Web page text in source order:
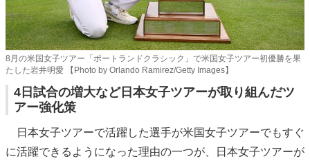
8月の米国女子ツアー「ポートランドクラシック」で米国女子ツアー初優勝を果
たした岩井明愛 【Photo by Orlando Ramirez/Getty Images】
4日試合の増大など日本女子ツアーが取り組んだツ
アー強化策
日本女子ツアーで活躍した選手が米国女子ツアーでもすぐ
に活躍できるようになった理由の一つが、日本女子ツアーが